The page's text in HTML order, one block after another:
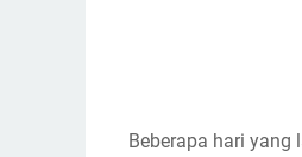
Beberapa hari yang